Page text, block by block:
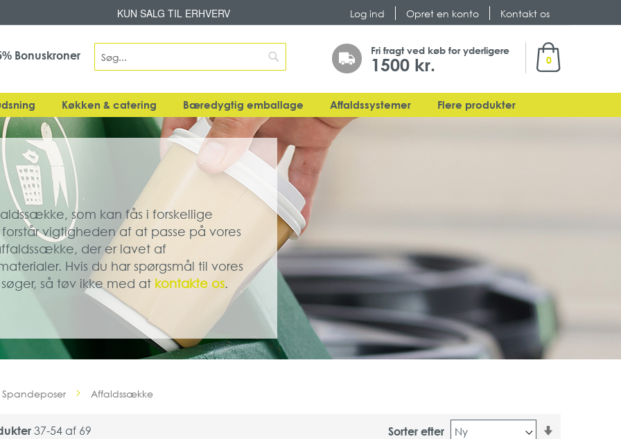
Skip
to
Content
Log ind Opret en konto Kontakt os
KUN SALG TIL ERHVERV
0
Fri fragt ved køb for yderligere
1500 kr.
Search
Search
Bonuskroner
Køkken & catering Bæredygtig emballage Affaldssystemer Flere produkter
som kan fås i forskellige
vigtigheden af at passe på vores
der er lavet af
Hvis du har spørgsmål til vores
så tøv ikke med at kontakte os.
Affaldssække
37-54af 69 Sorter efter